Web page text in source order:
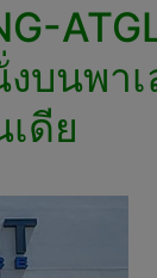
บนพา
ดีย